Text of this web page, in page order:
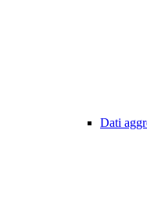
Dati